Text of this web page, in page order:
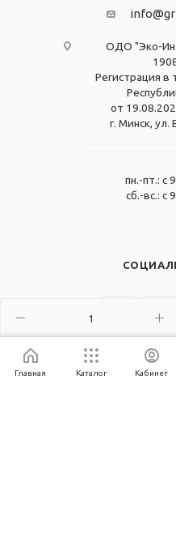
ОДО "Эко-
Регистрация в
от
г. Минск, ул.
пн.-пт.: с
сб.-вс.: с
Главная Каталог Кабинет